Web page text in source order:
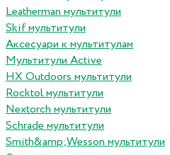
Leatherman мультитули
Skif мультитули
Аксесуари к мультитулам
Мультитули Active
HX Outdoors мультитули
Rocktol мультитули
Nextorch мультитули
Schrade мультитули
Smith&amp;Wesson мультитули